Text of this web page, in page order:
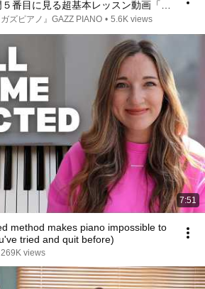
番目に見る超基本レッスン動画「ガ
ディーを弾こう！」 #ピアノ初心者
ズピアノ』GAZZ PIANO • 5.6K views
7:51
method makes piano impossible to
tried and quit before)
269K views